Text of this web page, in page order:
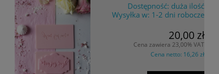
Dostępność: duża ilość
Wysyłka w: 1-2 dni robocze
20,00 zł
Cena zawiera 23,00% VAT
Cena netto: 16,26 zł